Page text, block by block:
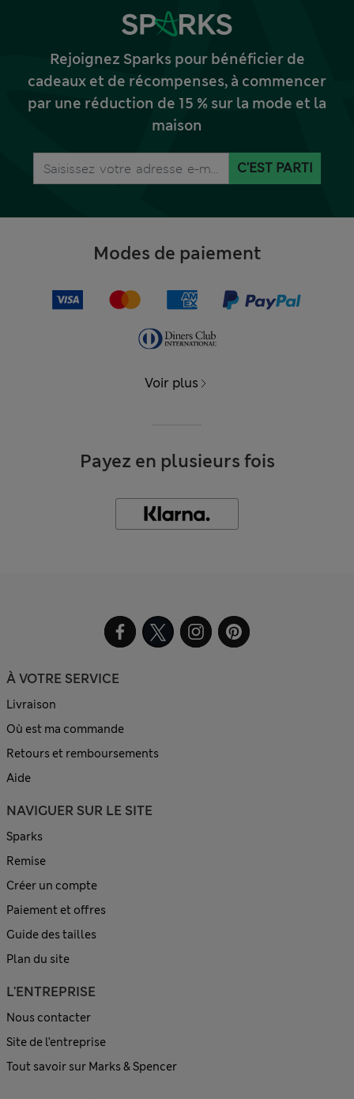
Rejoignez Sparks pour bénéficier de
cadeaux et de récompenses, à commencer
par une réduction de 15 % sur la mode et la
maison
C'EST PARTI
Modes de paiement
Voir plus
Payez en plusieurs fois
À VOTRE SERVICE
Livraison
Où est ma commande
Retours et remboursements
Aide
NAVIGUER SUR LE SITE
Sparks
Remise
Créer un compte
Paiement et offres
Guide des tailles
Plan du site
L'ENTREPRISE
Nous contacter
Site de l’entreprise
Tout savoir sur Marks & Spencer